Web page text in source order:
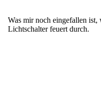
Was mir noch eingefallen
Lichtschalter feuert durch.